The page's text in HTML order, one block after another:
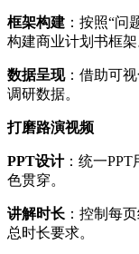
框架构建 ：按照“
构建商业计划书框架
数据呈现：借助可
调研数据。
打磨路演视频
PPT设计：统一PPT
色贯穿。
讲解时长 ：控制每
总时长要求。